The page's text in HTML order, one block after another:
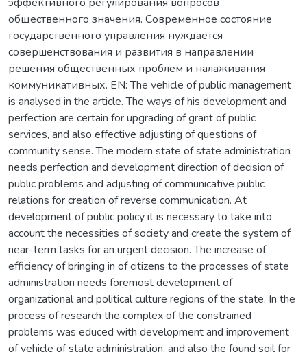
общественного значения. Современное состояние
государственного управления нуждается
совершенствования и развития в направлении
решения общественных проблем и налаживания
коммуникативных. EN: The vehicle of public management
is analysed in the article. The ways of his development and
perfection are certain for upgrading of grant of public
services, and also effective adjusting of questions of
community sense. The modern state of state administration
needs perfection and development direction of decision of
public problems and adjusting of communicative public
relations for creation of reverse communication. At
development of public policy it is necessary to take into
account the necessities of society and create the system of
near-term tasks for an urgent decision. The increase of
efficiency of bringing in of citizens to the processes of state
administration needs foremost development of
organizational and political culture regions of the state. In the
process of research the complex of the constrained
problems was educed with development and improvement
of vehicle of state administration, and also the found soil for